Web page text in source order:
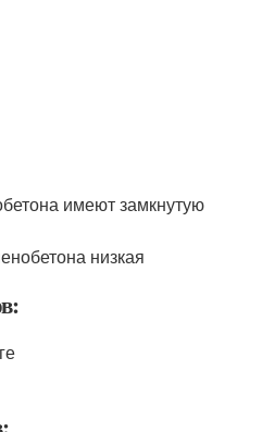
имеют замкнутую
низкая